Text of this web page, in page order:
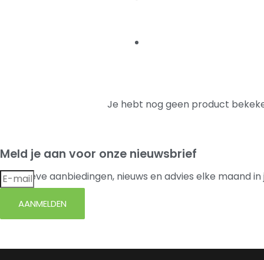
Je hebt nog geen product
Meld je aan voor onze nieuwsbrief
Exclusieve aanbiedingen, nieuws en advies elke maand
AANMELDEN